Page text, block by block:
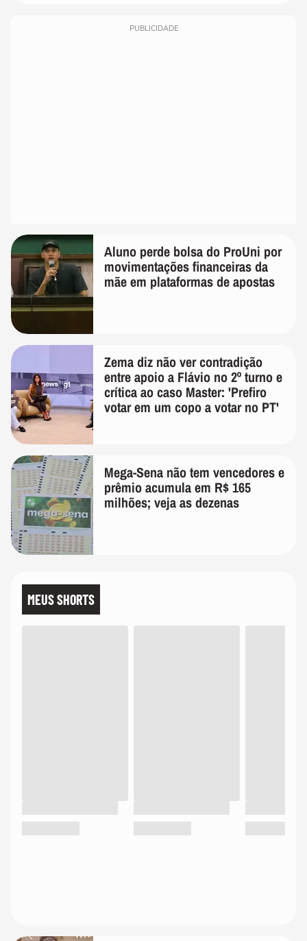
PUBLICIDADE
Aluno perde bolsa do ProUni por
movimentações financeiras da
mãe em plataformas de apostas
Zema diz não ver contradição
entre apoio a Flávio no 2º turno e
crítica ao caso Master: 'Prefiro
votar em um copo a votar no PT'
Mega-Sena não tem vencedores e
prêmio acumula em R$ 165
milhões; veja as dezenas
MEUS SHORTS